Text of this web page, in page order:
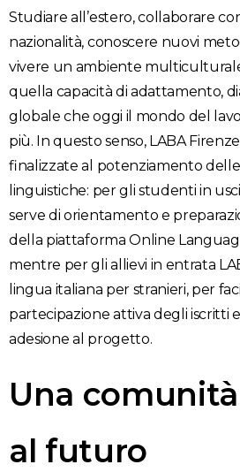
Studiare all’estero, collaborare
nazionalità, conoscere nuovi
vivere un ambiente
quella capacità di adattamento,
globale che oggi il mondo del
più. In questo senso, LABA
finalizzate al potenziamento
linguistiche: per gli studenti in
serve di orientamento e
della piattaforma Online
mentre per gli allievi in entrata
lingua italiana per stranieri, per
partecipazione attiva degli iscritti
adesione al progetto.
Una
al futuro